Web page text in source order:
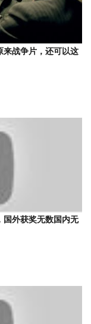
来战争片，还可以这
国外获奖无数国内无